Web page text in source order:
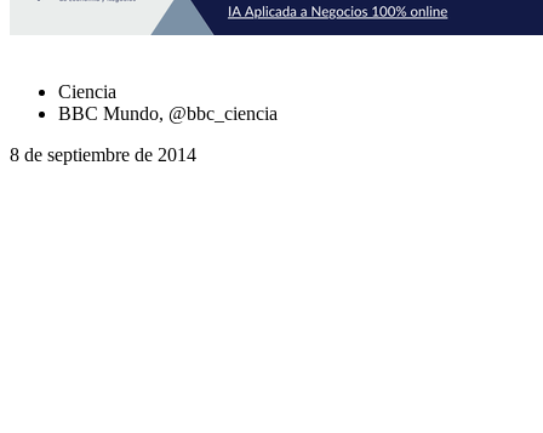
Ciencia
BBC Mundo, @bbc_ciencia
8 de septiembre de 2014